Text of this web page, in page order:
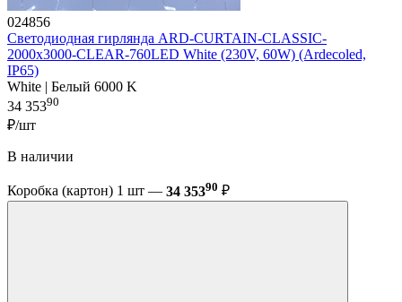
024856
Светодиодная гирлянда ARD-CURTAIN-CLASSIC-
2000x3000-CLEAR-760LED White (230V, 60W) (Ardecoled,
IP65)
White | Белый 6000 K
34 35390
₽/шт
В наличии
Коробка (картон) 1 шт — 34 35390 ₽